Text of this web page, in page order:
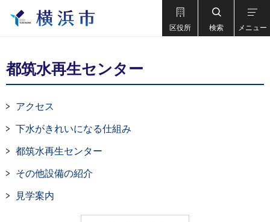
区役所 検索 メニュー
都筑水再生センター
アクセス
下水がきれいになる仕組み
都筑水再生センター
その他設備の紹介
見学案内